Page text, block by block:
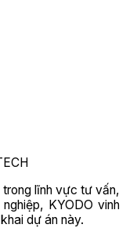
trong lĩnh vực tư vấn,
KYODO vinh
dự án này.